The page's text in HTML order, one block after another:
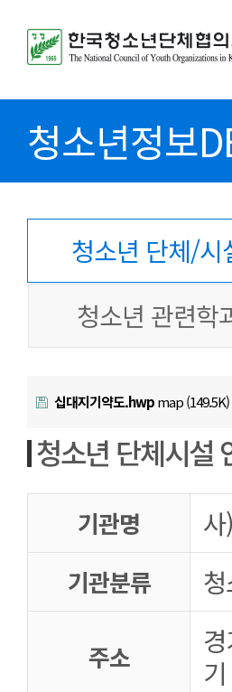
청소년정보
청소년 단체/시
청소년 관련학
십대지기약도.hwpmap (149.5K)
청소년 단체시설
기관명
기관분류
주소